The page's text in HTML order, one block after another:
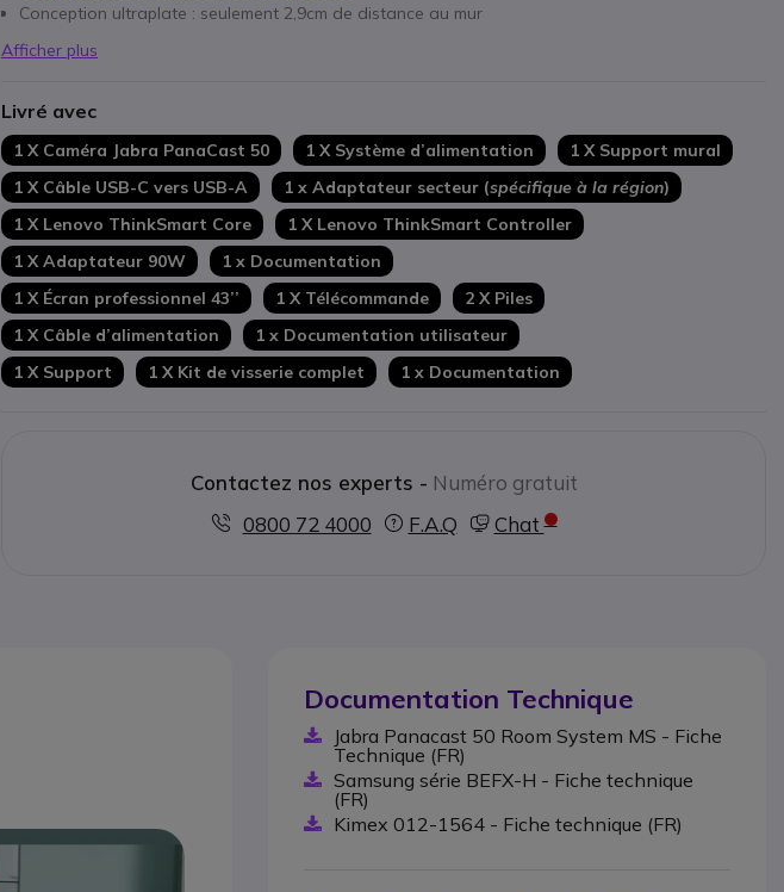
Conception ultraplate : seulement 2,9cm de distance au mur
Afficher plus
Livré avec
1 X Caméra Jabra PanaCast 50 1 X Système d’alimentation
1 X Support mural
1 X Câble USB-C vers USB-A
1 x Adaptateur secteur (spécifique à la région)
1 X Lenovo ThinkSmart Core
1 X Lenovo ThinkSmart Controller
1 X Adaptateur 90W
1 x Documentation
1 X Écran professionnel 43’’
1 X Télécommande
2 X Piles
1 X Câble d’alimentation
1 x Documentation utilisateur
1 X Support
1 X Kit de visserie complet 1 x Documentation
Contactez nos experts - Numéro gratuit
0800 72 4000
F.A.Q Chat
Documentation Technique
Jabra Panacast 50 Room System MS - Fiche
Technique (FR)
Samsung série BEFX-H - Fiche technique
(FR)
Kimex 012-1564 - Fiche technique (FR)